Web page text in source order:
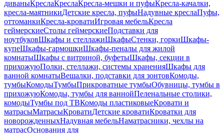
диваныКреслаКреслаКресла-мешки и пуфыКресла-качалки,
кресла-маятникиДетские кресла, пуфыНадувные креслаПуфы,
оттоманкиКресла-кроватиИгровая мебельКресла
геймерскиеСтолы геймерскиеПодставки для
ноутбуковШкафы и стеллажиШкафыСтенки, горкиШкафы-
купеШкафы-гармошкиШкафы-пеналы для жилой
комнатыШкафы с витриной, буфетыШкафы, секции в
прихожуюПолки, стеллажи, системы храненияШкафы для
ванной комнатыВешалки, подставки для зонтовКомоды,
тумбыКомодыТумбыПрикроватные тумбыОбувницы, тумбы в
прихожуюКомоды, тумбы для ваннойПеленальные столики,
комодыТумбы под ТВКомоды пластиковыеКровати и
матрасыМатрасыКроватиДетские кроватиКроватки для
новорожденныхНадувная мебельНаматрасники, чехлы на
матрасОснования для